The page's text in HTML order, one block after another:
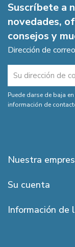
Suscríbete a
novedades,
consejos y
Dirección de
Puede darse de baja
información de
Nuestra
Su cuenta
Información de